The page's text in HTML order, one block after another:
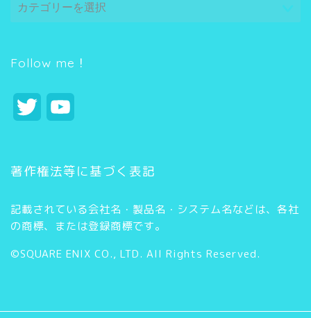
テ
ー
Follow me！
i
t
u
u
著作権法等に基づく表記
記載されている会社名・製品名・システム名などは、各社
の商標、または登録商標です。
©SQUARE ENIX CO., LTD. All Rights Reserved.